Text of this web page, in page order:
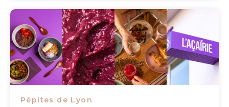
Pépites de Lyon